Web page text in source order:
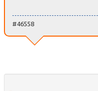
#46558